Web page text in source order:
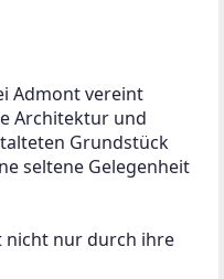
Admont vereint
Architektur und
Grundstück
seltene Gelegenheit
nicht nur durch ihre